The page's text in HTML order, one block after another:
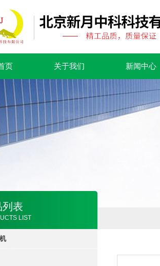
页 关于我们 新闻中心
列表
LIST